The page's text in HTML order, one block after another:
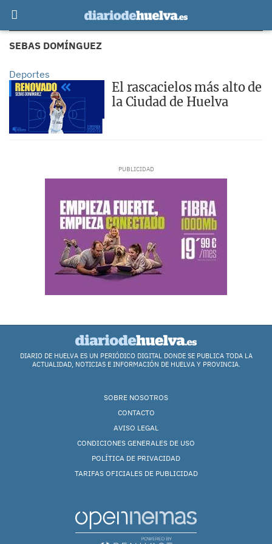
SEBAS DOMÍNGUEZ
Deportes
El rascacielos más alto de
la Ciudad de Huelva
DIARIO DE HUELVA ES UN PERIÓDICO DIGITAL DONDE SE PUBLICA TODA LA
ACTUALIDAD, NOTICIAS E INFORMACIÓN DE HUELVA Y PROVINCIA.
SOBRE NOSOTROS
CONTACTO
AVISO LEGAL
CONDICIONES GENERALES DE USO
POLÍTICA DE PRIVACIDAD
TARIFAS OFICIALES DE PUBLICIDAD